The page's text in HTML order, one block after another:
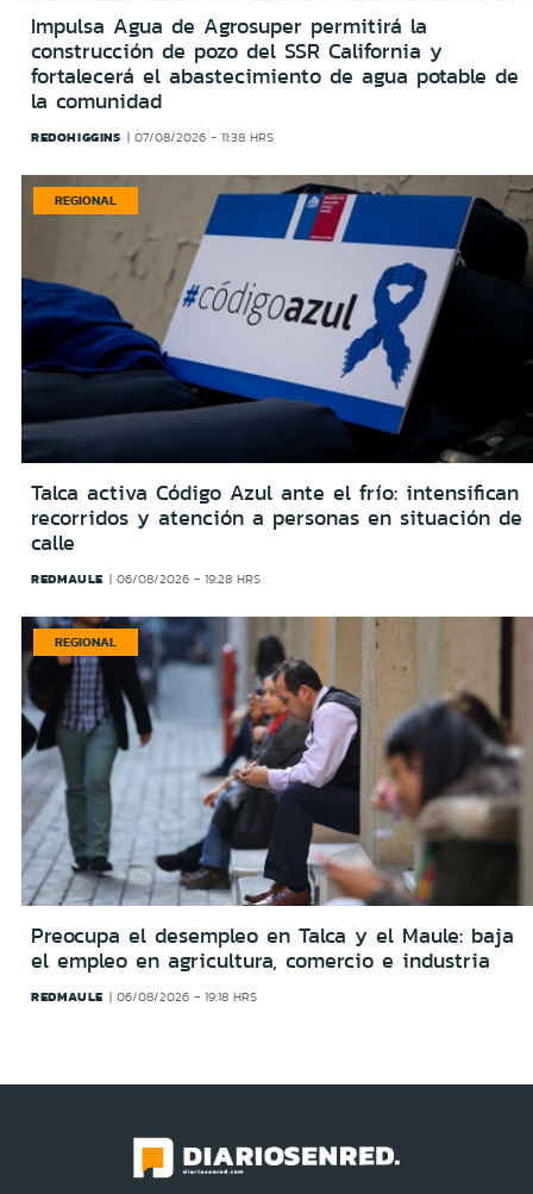
Impulsa Agua de Agrosuper permitirá la
construcción de pozo del SSR California y
fortalecerá el abastecimiento de agua potable de
la comunidad
REDOHIGGINS 07/08/2026 - 11:38 HRS
REGIONAL
Talca activa Código Azul ante el frío: intensifican
recorridos y atención a personas en situación de
calle
REDMAULE 06/08/2026 - 19:28 HRS
REGIONAL
Preocupa el desempleo en Talca y el Maule: baja
el empleo en agricultura, comercio e industria
REDMAULE 06/08/2026 - 19:18 HRS